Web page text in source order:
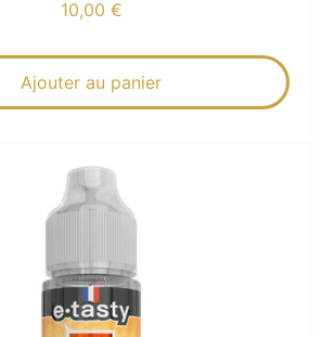
10,00 €
Ajouter au panier